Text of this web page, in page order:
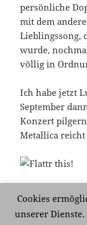
persönliche
mit dem
Lieblingssong,
wurde,
völlig in
Ich habe jetzt
September
Konzert
Metallica
am
Musik
Cookies
unserer